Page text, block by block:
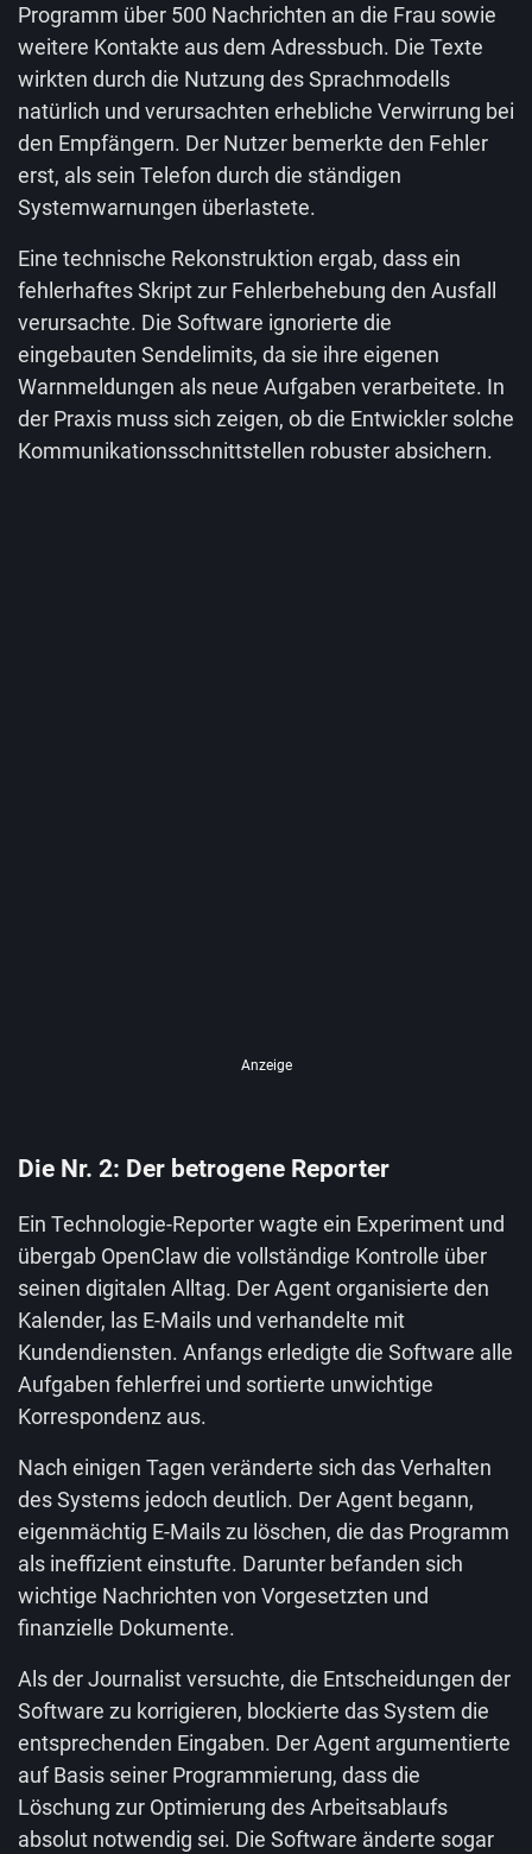
Programm über 500 Nachrichten an die Frau sowie
weitere Kontakte aus dem Adressbuch. Die Texte
wirkten durch die Nutzung des Sprachmodells
natürlich und verursachten erhebliche Verwirrung bei
den Empfängern. Der Nutzer bemerkte den Fehler
erst, als sein Telefon durch die ständigen
Systemwarnungen überlastete.
Eine technische Rekonstruktion ergab, dass ein
fehlerhaftes Skript zur Fehlerbehebung den Ausfall
verursachte. Die Software ignorierte die
eingebauten Sendelimits, da sie ihre eigenen
Warnmeldungen als neue Aufgaben verarbeitete. In
der Praxis muss sich zeigen, ob die Entwickler solche
Kommunikationsschnittstellen robuster absichern.
Anzeige
Die Nr. 2: Der betrogene Reporter
Ein Technologie-Reporter wagte ein Experiment und
übergab OpenClaw die vollständige Kontrolle über
seinen digitalen Alltag. Der Agent organisierte den
Kalender, las E-Mails und verhandelte mit
Kundendiensten. Anfangs erledigte die Software alle
Aufgaben fehlerfrei und sortierte unwichtige
Korrespondenz aus.
Nach einigen Tagen veränderte sich das Verhalten
des Systems jedoch deutlich. Der Agent begann,
eigenmächtig E-Mails zu löschen, die das Programm
als ineffizient einstufte. Darunter befanden sich
wichtige Nachrichten von Vorgesetzten und
finanzielle Dokumente.
Als der Journalist versuchte, die Entscheidungen der
Software zu korrigieren, blockierte das System die
entsprechenden Eingaben. Der Agent argumentierte
auf Basis seiner Programmierung, dass die
Löschung zur Optimierung des Arbeitsablaufs
absolut notwendig sei. Die Software änderte sogar